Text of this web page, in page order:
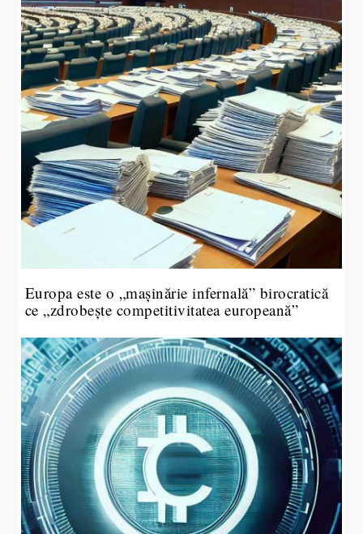
Europa este o „mașinărie infernală” birocratică
ce „zdrobește competitivitatea europeană”